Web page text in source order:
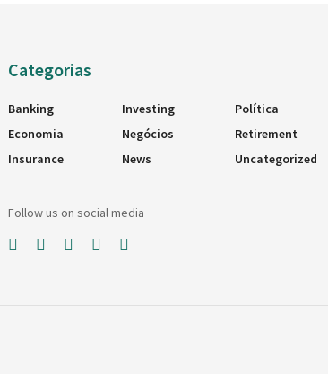
Categorias
Banking
Economia
Insurance
Investing
Negócios
News
Política
Retirement
Uncategorized
Follow us on social media